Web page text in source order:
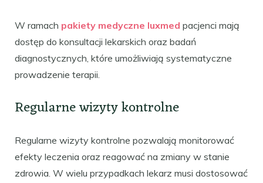
W ramach pakiety medyczne luxmed pacjenci mają
dostęp do konsultacji lekarskich oraz badań
diagnostycznych, które umożliwiają systematyczne
prowadzenie terapii.
Regularne wizyty kontrolne
Regularne wizyty kontrolne pozwalają monitorować
efekty leczenia oraz reagować na zmiany w stanie
zdrowia. W wielu przypadkach lekarz musi dostosować